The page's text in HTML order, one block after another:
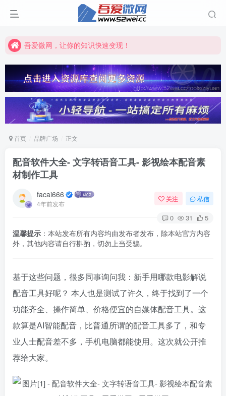
吾爱微网，让你的知识快速变现！
吾爱微网，让你的知识快速变现！
首页 品牌广场 正文
配音软件大全- 文字转语音工具- 影视绘本配音素
材制作工具
facai666
4年前发布
关注 私信
0 31 5
温馨提示 ：本站发布所有内容均由发布者发布，除本站官方内容
外，其他内容请自行斟酌，切勿上当受骗。
基于这些问题，很多同事询问我：新手用哪款电影解说
配音工具好呢？ 本人也是测试了许久，终于找到了一个
功能齐全、操作简单、价格便宜的自媒体配音工具。这
款算是AI智能配音，比普通所谓的配音工具多了，和专
业人士配音差不多，手机电脑都能使用。这次就公开推
荐给大家。